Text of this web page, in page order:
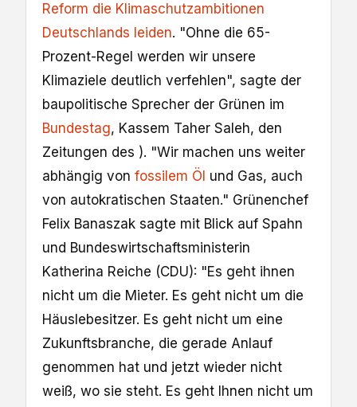
Reform die Klimaschutzambitionen
Deutschlands leiden. "Ohne die 65-
Prozent-Regel werden wir unsere
Klimaziele deutlich verfehlen", sagte der
baupolitische Sprecher der Grünen im
Bundestag, Kassem Taher Saleh, den
Zeitungen des ). "Wir machen uns weiter
abhängig von fossilem Öl und Gas, auch
von autokratischen Staaten." Grünenchef
Felix Banaszak sagte mit Blick auf Spahn
und Bundeswirtschaftsministerin
Katherina Reiche (CDU): "Es geht ihnen
nicht um die Mieter. Es geht nicht um die
Häuslebesitzer. Es geht nicht um eine
Zukunftsbranche, die gerade Anlauf
genommen hat und jetzt wieder nicht
weiß, wo sie steht. Es geht Ihnen nicht um